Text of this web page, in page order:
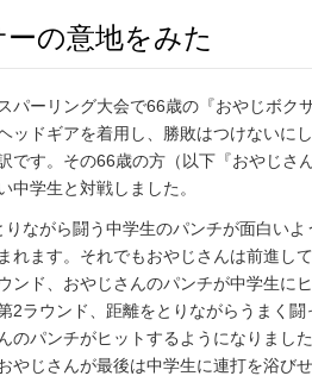
の意地をみた
パーリング大会で66歳の『おやじボク
ッドギアを着用し、勝敗はつけないに
です。その66歳の方（以下『おやじさ
中学生と対戦しました。
ながら闘う中学生のパンチが面白い
れます。それでもおやじさんは前進し
ンド、おやじさんのパンチが中学生に
2ラウンド、距離をとりながらうまく
のパンチがヒットするようになりまし
やじさんが最後は中学生に連打を浴び